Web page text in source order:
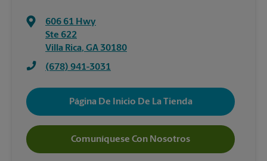
606 61 Hwy
Ste 622
Villa Rica, GA 30180
(678) 941-3031
Página De Inicio De La Tienda
Comuníquese Con Nosotros